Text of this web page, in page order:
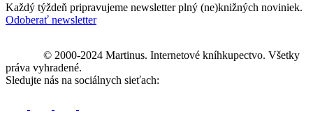
Každý týždeň pripravujeme newsletter plný (ne)knižných noviniek.
Odoberať newsletter
© 2000-2024 Martinus. Internetové kníhkupectvo. Všetky
práva vyhradené.
Sledujte nás na sociálnych sieťach: